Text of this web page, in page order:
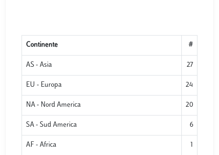
Continente #
AS - Asia 27
EU - Europa 24
NA - Nord America 20
SA - Sud America 6
AF - Africa 1